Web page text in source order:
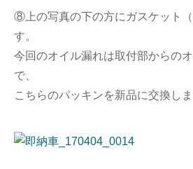
⑧上の写真の下の方にガスケット
す。
今回のオイル漏れは取付部からの
で、
こちらのパッキンを新品に交換しま